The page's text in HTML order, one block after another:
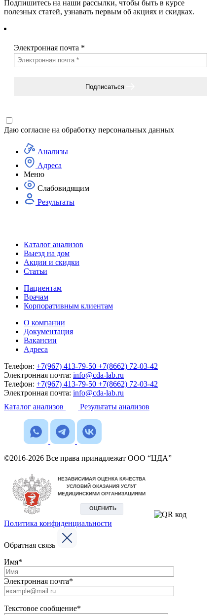
Подпишитесь на наши рассылки, чтобы быть в курсе
полезных статей, узнавать первым об акциях и скидках.
Электронная почта *
Подписаться
Даю согласие на обработку персональных данных
Анализы
Адреса
Меню
Слабовидящим
Результаты
Каталог анализов
Выезд на дом
Акции и скидки
Статьи
Пациентам
Врачам
Корпоративным клиентам
О компании
Документация
Вакансии
Адреса
Телефон: +7(967) 413-79-50 +7(8662) 72-03-42
Электронная почта: info@cda-lab.ru
Телефон: +7(967) 413-79-50 +7(8662) 72-03-42
Электронная почта: info@cda-lab.ru
Каталог анализов
Результаты анализов
©2016-2026 Все права принадлежат ООО “ЦДА”
Политика конфиденциальности
Обратная связь
Имя*
Электронная почта*
Текстовое сообщение*